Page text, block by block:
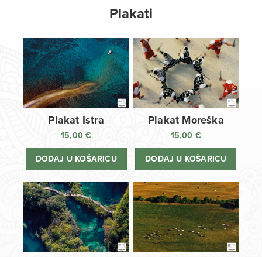
Plakati
Plakat Istra
15,00€
DODAJ U KOŠARICU
Plakat Moreška
15,00 €
DODAJ U KOŠARICU